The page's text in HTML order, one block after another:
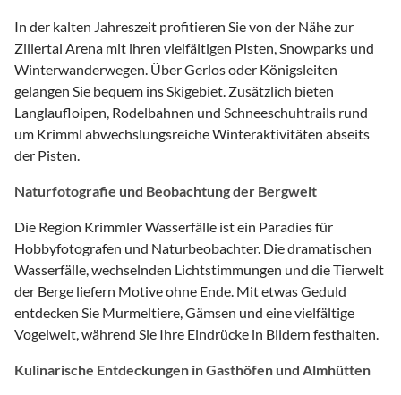
In der kalten Jahreszeit profitieren Sie von der Nähe zur
Zillertal Arena mit ihren vielfältigen Pisten, Snowparks und
Winterwanderwegen. Über Gerlos oder Königsleiten
gelangen Sie bequem ins Skigebiet. Zusätzlich bieten
Langlaufloipen, Rodelbahnen und Schneeschuhtrails rund
um Krimml abwechslungsreiche Winteraktivitäten abseits
der Pisten.
Naturfotografie und Beobachtung der Bergwelt
Die Region Krimmler Wasserfälle ist ein Paradies für
Hobbyfotografen und Naturbeobachter. Die dramatischen
Wasserfälle, wechselnden Lichtstimmungen und die Tierwelt
der Berge liefern Motive ohne Ende. Mit etwas Geduld
entdecken Sie Murmeltiere, Gämsen und eine vielfältige
Vogelwelt, während Sie Ihre Eindrücke in Bildern festhalten.
Kulinarische Entdeckungen in Gasthöfen und Almhütten